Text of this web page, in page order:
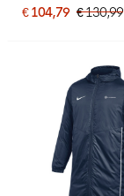
€ 104,79 € 130,99